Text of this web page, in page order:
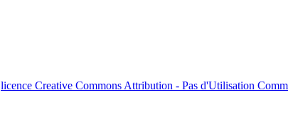
licence Creative Commons Attribution - Pas d'Utilisation